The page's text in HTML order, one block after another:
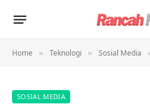
Home » Teknologi » Sosial Media
SOSIAL MEDIA